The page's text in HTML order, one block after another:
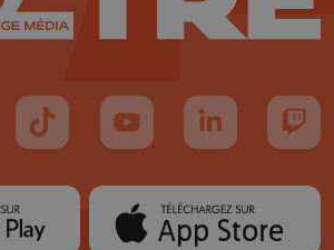
nous sur Instagram
Suivez-nous sur TikTok
Suivez-nous sur YouTube
Suivez-nous